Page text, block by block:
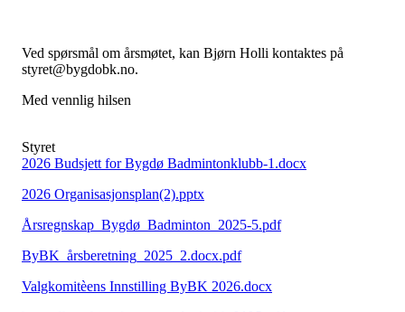
Ved spørsmål om årsmøtet, kan Bjørn Holli kontaktes på
styret@bygdobk.no.
Med vennlig hilsen
Styret
2026 Budsjett for Bygdø Badmintonklubb-1.docx
2026 Organisasjonsplan(2).pptx
Årsregnskap_Bygdø_Badminton_2025-5.pdf
ByBK_årsberetning_2025_2.docx.pdf
Valgkomitèens Innstilling ByBK 2026.docx